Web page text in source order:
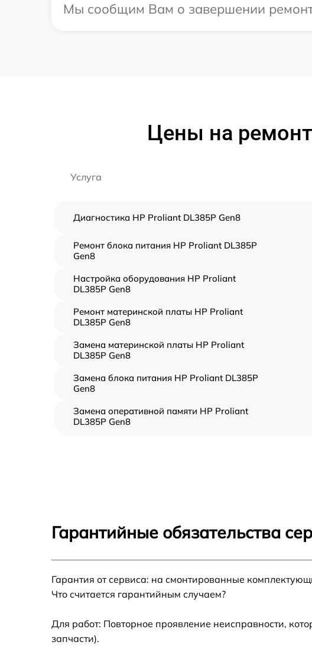
Мы сообщим Вам о завершении
Цены на ремонт
Услуга
Диагностика HP Proliant DL385P Gen8
Ремонт блока питания HP Proliant DL385P
Gen8
Настройка оборудования HP Proliant
DL385P Gen8
Ремонт материнской платы HP Proliant
DL385P Gen8
Замена материнской платы HP Proliant
DL385P Gen8
Замена блока питания HP Proliant DL385P
Gen8
Замена оперативной памяти HP Proliant
DL385P Gen8
Ремонт СХД HP Proliant DL385P Gen8
DL385P Gen8
Ремонт ленточного накопителя HP Proliant
Гарантийные обязательства
Гарантия от сервиса: на смонтированные
Что считается гарантийным случаем?
Для работ: Повторное проявление неисправности,
запчасти).